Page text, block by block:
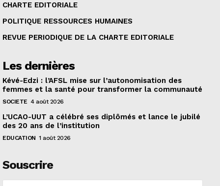
CHARTE EDITORIALE
POLITIQUE RESSOURCES HUMAINES
REVUE PERIODIQUE DE LA CHARTE EDITORIALE
Les dernières
Kévé-Edzi : l’AFSL mise sur l’autonomisation des
femmes et la santé pour transformer la communauté
SOCIETE 4 août 2026
L’UCAO-UUT a célébré ses diplômés et lance le jubilé
des 20 ans de l’institution
EDUCATION 1 août 2026
Souscrire